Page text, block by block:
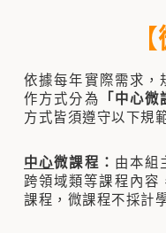
【
依據每年實際需求，
作方式分為
「中心
方式皆須遵守以下規
中心微課程： 由本組
跨領域類等課程內容
課程，微課程不採計